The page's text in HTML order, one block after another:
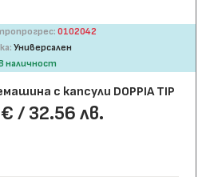
0102042
Универсален
наличност
с капсули DOPPIA TIP
/ 32.56 лв.